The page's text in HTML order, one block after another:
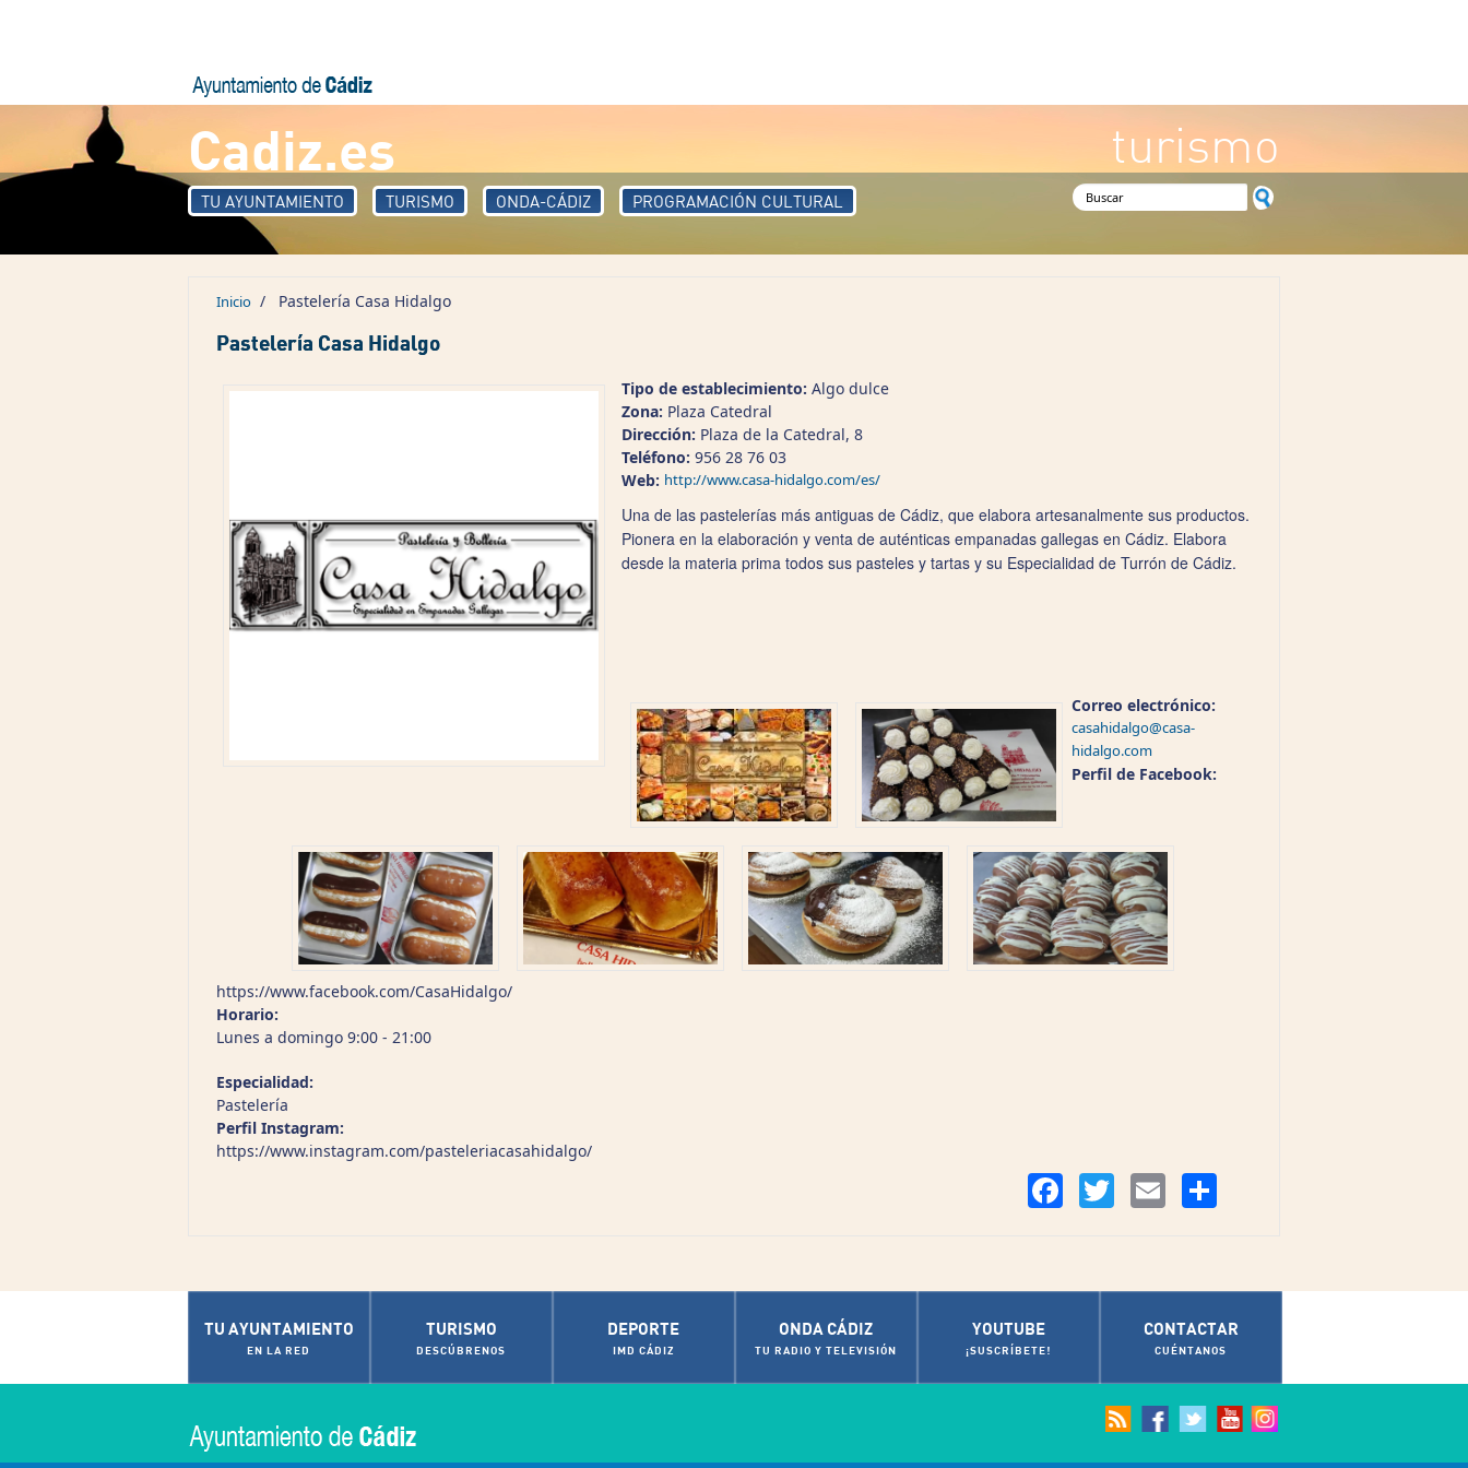
Cadiz.es turismo
TU AYUNTAMIENTO TURISMO ONDA-CÁDIZ PROGRAMACIÓN CULTURAL Formulario de búsqueda
Inicio / Pastelería Casa Hidalgo
Pastelería Casa Hidalgo
Tipo de establecimiento: Algo dulce
Zona: Plaza Catedral
Dirección: Plaza de la Catedral, 8
Teléfono: 956 28 76 03
Web: http://www.casa-hidalgo.com/es/
Una de las pastelerías más antiguas de Cádiz, que elabora artesanalmente sus productos.
Pionera en la elaboración y venta de auténticas empanadas gallegas en Cádiz. Elabora
desde la materia prima todos sus pasteles y tartas y su Especialidad de Turrón de Cádiz.
Correo electrónico:
casahidalgo@casa-
hidalgo.com
Perfil de Facebook:
https://www.facebook.com/CasaHidalgo/
Horario:
Lunes a domingo 9:00 - 21:00
Especialidad:
Pastelería
Perfil Instagram:
https://www.instagram.com/pasteleriacasahidalgo/
FacebookTwitter Email
TU AYUNTAMIENTO
EN LA RED
TURISMO
DESCÚBRENOS
DEPORTE
IMD CÁDIZ
ONDA CÁDIZ
TU RADIO Y TELEVISIÓN
YOUTUBE
¡SUSCRÍBETE!
CONTACTAR
CUÉNTANOS